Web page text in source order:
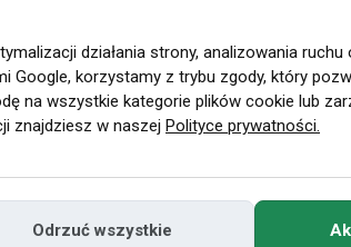
Miejscowość
w Norwegii
działania strony, analizowania
Google, korzystamy z trybu zgody, który
na wszystkie kategorie plików cookie lub
znajdziesz w naszej Polityce prywatności.
Odrzuć wszystkie